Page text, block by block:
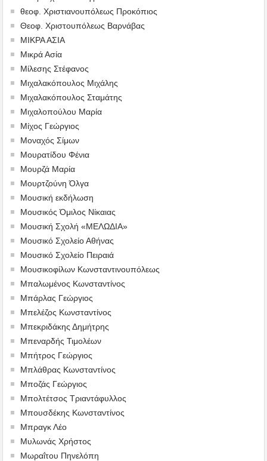
θεοφ. Χριστιανουπόλεως Προκόπιος
Θεοφ. Χριστουπόλεως Βαρνάβας
ΜΙΚΡΑ ΑΣΙΑ
Μικρά Ασία
Μίλεσης Στέφανος
Μιχαλακόπουλος Μιχάλης
Μιχαλακόπουλος Σταμάτης
Μιχαλοπούλου Μαρία
Μίχος Γεώργιος
Μοναχός Σίμων
Μουρατίδου Φένια
Μουρζά Μαρία
Μουρτζούνη Όλγα
Μουσική εκδήλωση
Μουσικός Όμιλος Νίκαιας
Μουσική Σχολή «ΜΕΛΩΔΙΑ»
Μουσικό Σχολείο Αθήνας
Μουσικό Σχολείο Πειραιά
Μουσικοφίλων Κωνσταντινουπόλεως
Μπαλωμένος Κωνσταντίνος
Μπάρλας Γεώργιος
Μπελέζος Κωνσταντίνος
Μπεκριδάκης Δημήτρης
Μπεναρδής Τιμολέων
Μπήτρος Γεώργιος
Μπλάθρας Κωνσταντίνος
Μποζάς Γεώργιος
Μπολτέτσος Τριαντάφυλλος
Μπουσδέκης Κωνσταντίνος
Μπραγκ Λέο
Μυλωνάς Χρήστος
Μωραΐτου Πηνελόπη